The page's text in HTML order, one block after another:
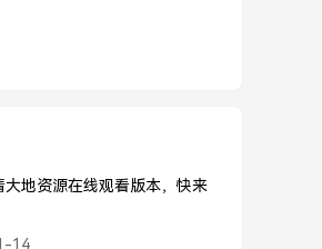
大地资源在线观看版本，快来
14